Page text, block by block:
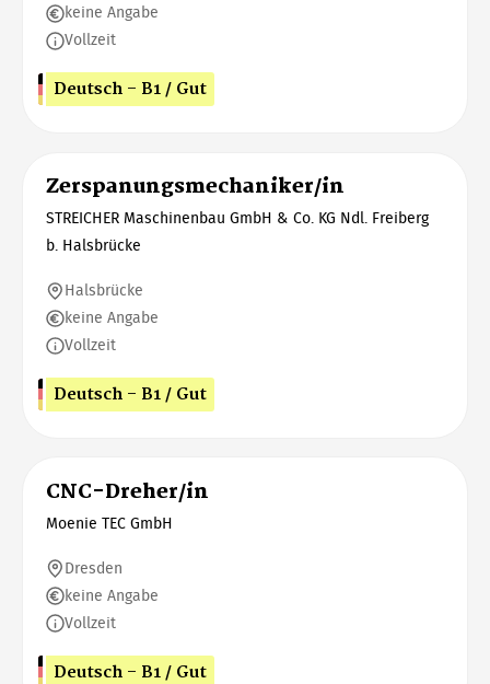
keine Angabe
Vollzeit
Deutsch - B1 / Gut
Zerspanungsmechaniker/in
STREICHER Maschinenbau GmbH & Co. KG Ndl. Freiberg
b. Halsbrücke
Halsbrücke
keine Angabe
Vollzeit
Deutsch - B1 / Gut
CNC-Dreher/in
Moenie TEC GmbH
Dresden
keine Angabe
Vollzeit
Deutsch - B1 / Gut